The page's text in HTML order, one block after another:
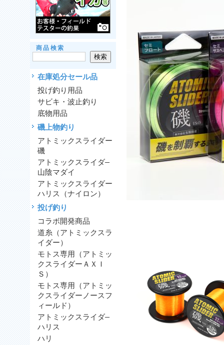
商品検索
在庫処分セール品
投げ釣り用品
サビキ・波止釣り
底物用品
磯上物釣り
アトミックスライダー
磯
アトミックスライダ―
山陰マダイ
アトミックスライダー
ハリス（ナイロン）
投げ釣り
コラボ開発商品
道糸（アトミックスラ
イダー）
モトス専用（アトミッ
クスライダーＡＸＩ
Ｓ）
モトス専用（アトミッ
クスライダーノースフ
ィールド）
アトミックスライダ―
ハリス
ハリ